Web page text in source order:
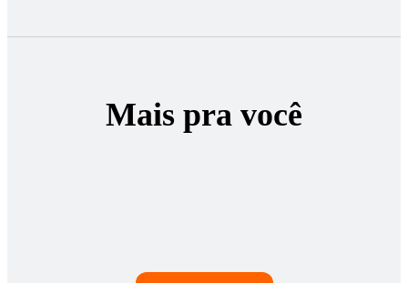
Mais pra você